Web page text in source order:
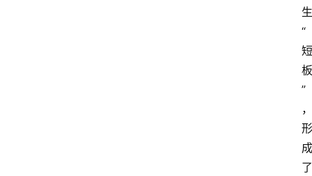
生
“
短
板
”
，
形
成
了